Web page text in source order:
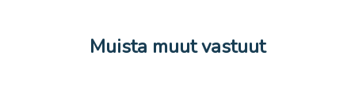
Muista muut vastuut